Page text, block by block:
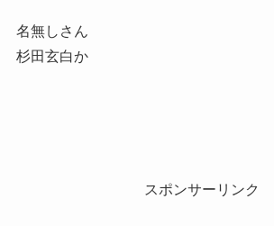
名無しさん
杉田玄白か
スポンサーリンク